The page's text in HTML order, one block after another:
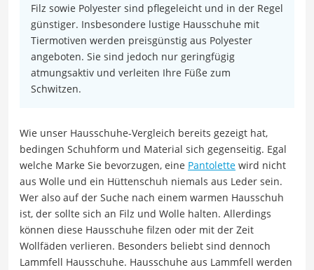
Filz sowie Polyester sind pflegeleicht und in der Regel
günstiger. Insbesondere lustige Hausschuhe mit
Tiermotiven werden preisgünstig aus Polyester
angeboten. Sie sind jedoch nur geringfügig
atmungsaktiv und verleiten Ihre Füße zum
Schwitzen.
Wie unser Hausschuhe-Vergleich bereits gezeigt hat,
bedingen Schuhform und Material sich gegenseitig. Egal
welche Marke Sie bevorzugen, eine Pantolette wird nicht
aus Wolle und ein Hüttenschuh niemals aus Leder sein.
Wer also auf der Suche nach einem warmen Hausschuh
ist, der sollte sich an Filz und Wolle halten. Allerdings
können diese Hausschuhe filzen oder mit der Zeit
Wollfäden verlieren. Besonders beliebt sind dennoch
Lammfell Hausschuhe. Hausschuhe aus Lammfell werden